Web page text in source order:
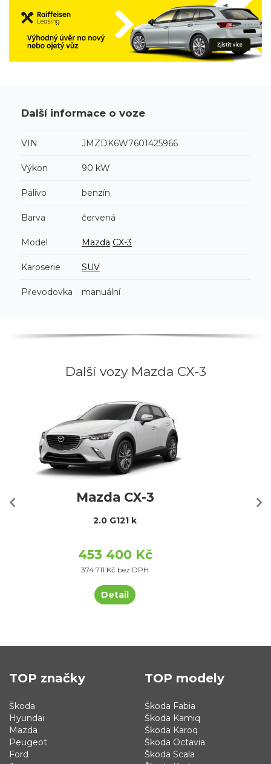
Další informace o voze
VIN JMZDK6W7601425966
Výkon 90 kW
Palivo benzín
Barva červená
Model Mazda CX-3
Karoserie SUV
Převodovka manuální
Další vozy Mazda CX-3
Mazda CX-3
2.0 G121 k
453 400 Kč
374 711 Kč bez DPH
Detail
TOP značky
Škoda
Hyundai
Mazda
Peugeot
Ford
TOP modely
Škoda Fabia
Škoda Kamiq
Škoda Karoq
Škoda Octavia
Škoda Scala